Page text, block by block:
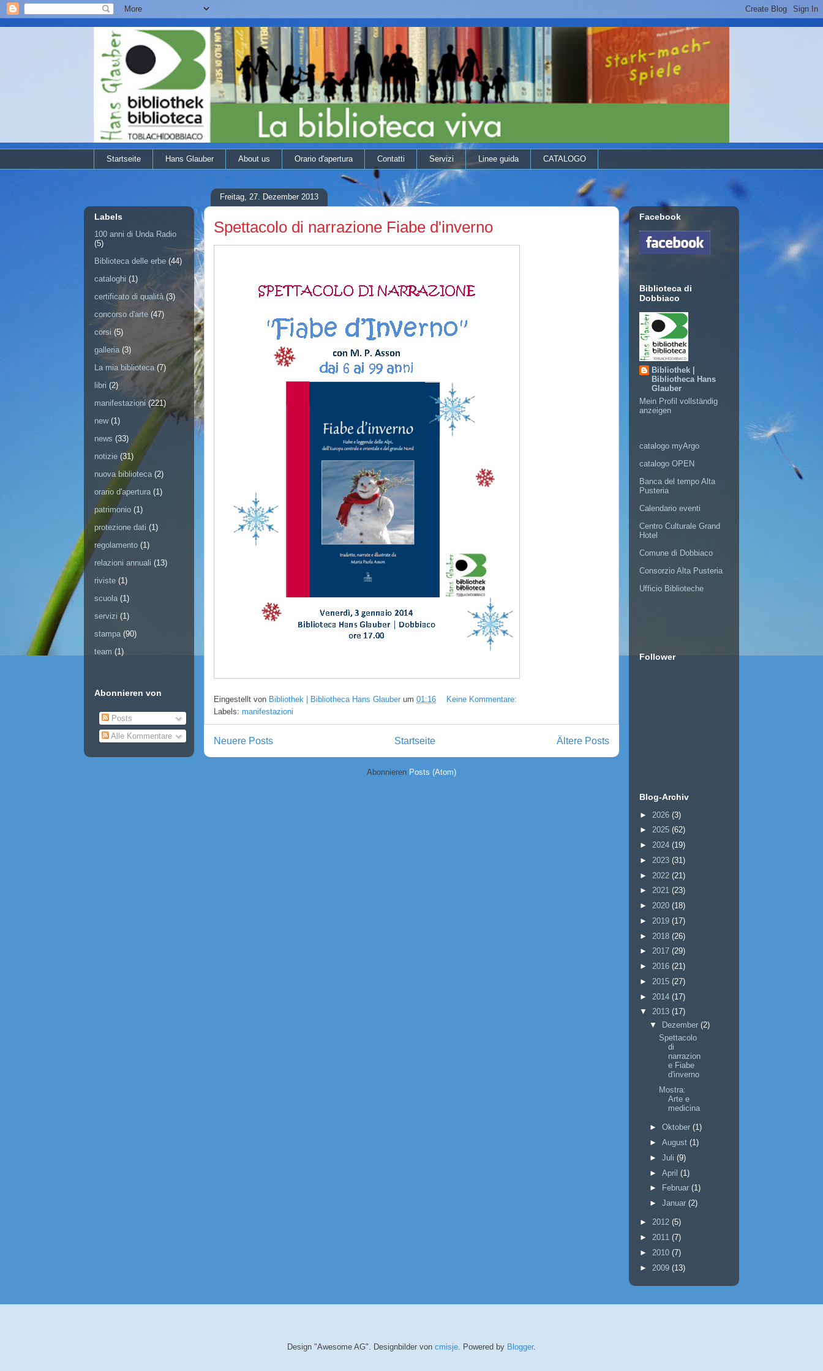
Startseite Hans Glauber About us Orario d'apertura Contatti Servizi Linee guida CATALOGO
Freitag, 27. Dezember 2013
Spettacolo di narrazione Fiabe d'inverno
Eingestellt von Bibliothek | Bibliotheca Hans Glauber um 01:16
Keine Kommentare:
Labels: manifestazioni
Neuere Posts Ältere Posts
Startseite
Abonnieren Posts (Atom)
Labels
100 anni di Unda Radio
(5)
Biblioteca delle erbe (44)
cataloghi (1)
certificato di qualità (3)
concorso d'arte (47)
corsi (5)
galleria (3)
La mia biblioteca (7)
libri (2)
manifestazioni (221)
new (1)
news (33)
notizie (31)
nuova biblioteca (2)
orario d'apertura (1)
patrimonio (1)
protezione dati (1)
regolamento (1)
relazioni annuali (13)
riviste (1)
scuola (1)
servizi (1)
stampa (90)
team (1)
Abonnieren von
Posts
Alle Kommentare
Facebook
Biblioteca di
Dobbiaco
Bibliothek |
Bibliotheca Hans
Glauber
Mein Profil vollständig
anzeigen
catalogo myArgo
catalogo OPEN
Banca del tempo Alta
Pusteria
Calendario eventi
Centro Culturale Grand
Hotel
Comune di Dobbiaco
Consorzio Alta Pusteria
Ufficio Biblioteche
Follower
Blog-Archiv
► 2026 (3)
► 2025 (62)
► 2024 (19)
► 2023 (31)
► 2022 (21)
► 2021 (23)
► 2020 (18)
► 2019 (17)
► 2018 (26)
► 2017 (29)
► 2016 (21)
► 2015 (27)
► 2014 (17)
▼ 2013 (17)
▼
Dezember (2)
Spettacolo
di
narrazion
e Fiabe
d'inverno
Mostra:
Arte e
medicina
► Oktober (1)
► August (1)
► Juli (9)
► April (1)
►
Februar (1)
► Januar (2)
► 2012 (5)
► 2011 (7)
► 2010 (7)
► 2009 (13)
Design "Awesome AG". Designbilder von cmisje. Powered by Blogger.